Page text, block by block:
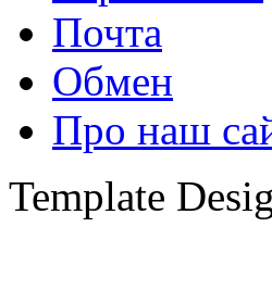
Почта
Обмен
Про наш
Template